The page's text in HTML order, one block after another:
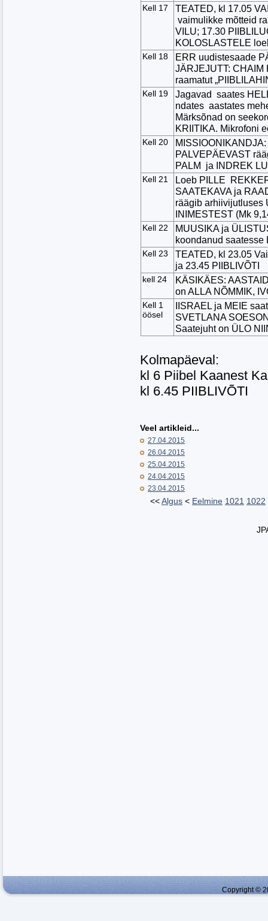
Kell 17
TEATED, kl 17.05
vaimulikke mõtteid
VILU; 17.30
KOLOSLASTELE
Kell 18
ERR uudistesaade
JÄRJEJUTT:
raamatut
Kell 19
Jagavad saates
ndates aastates
Märksõnad on
KRIITIKA. Mikrofoni
Kell 20
PALVEPÄEVAST
PALM ja INDREK
Kell 21
Loeb PILLE
SAATEKAVA ja
räägib arhiivijutluses
INIMESTEST (Mk
Kell 22
MUUSIKA ja
koondanud
Kell 23
TEATED, kl 23.05
ja 23.45 PIIBLIVÕTI
kell 24
KÄSIKÄES:
on ALLA NÕMMIK,
Kell 1
öösel
IISRAEL ja MEIE
SVETLANA
Saatejuht on ÜLO
Kolmapäeval:
kl 6 Piibel Kaanest
kl 6.45 PIIBLIVÕTI
Veel artikleid...
27.04.2015
26.04.2015
25.04.2015
24.04.2015
23.04.2015
<<Algus < Eelmine 1021 1022
Copyright ©